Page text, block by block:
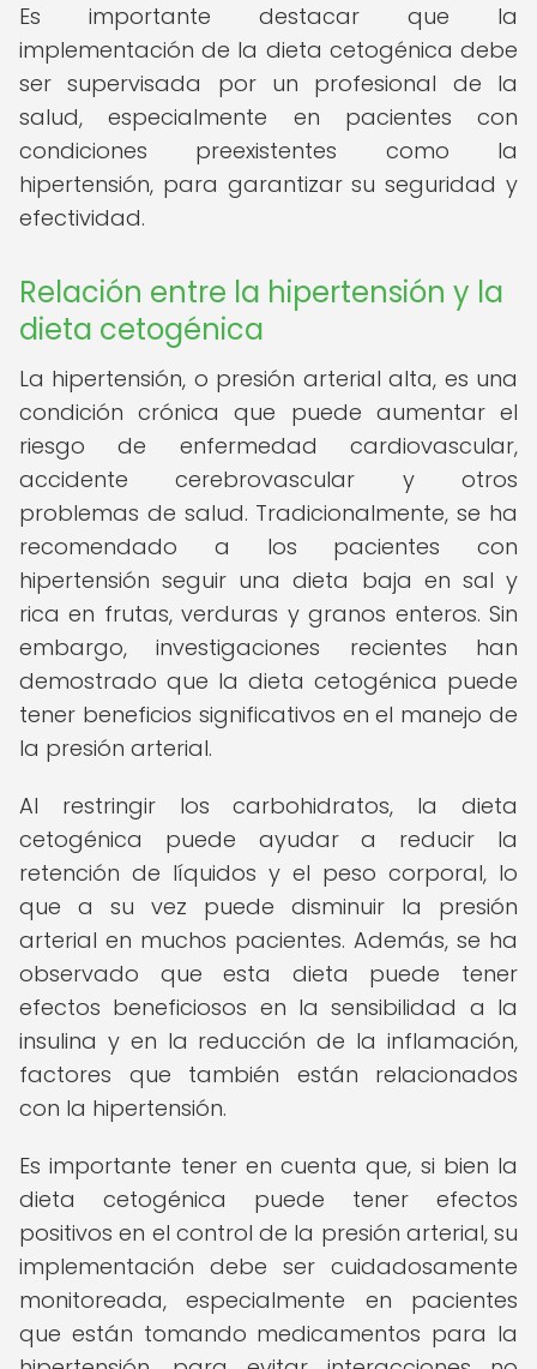
Es importante destacar que la
implementación de la dieta cetogénica debe
ser supervisada por un profesional de la
salud, especialmente en pacientes con
condiciones preexistentes como la
hipertensión, para garantizar su seguridad y
efectividad.
Relación entre la hipertensión y la
dieta cetogénica
La hipertensión, o presión arterial alta, es una
condición crónica que puede aumentar el
riesgo de enfermedad cardiovascular,
accidente cerebrovascular y otros
problemas de salud. Tradicionalmente, se ha
recomendado a los pacientes con
hipertensión seguir una dieta baja en sal y
rica en frutas, verduras y granos enteros. Sin
embargo, investigaciones recientes han
demostrado que la dieta cetogénica puede
tener beneficios significativos en el manejo de
la presión arterial.
Al restringir los carbohidratos, la dieta
cetogénica puede ayudar a reducir la
retención de líquidos y el peso corporal, lo
que a su vez puede disminuir la presión
arterial en muchos pacientes. Además, se ha
observado que esta dieta puede tener
efectos beneficiosos en la sensibilidad a la
insulina y en la reducción de la inflamación,
factores que también están relacionados
con la hipertensión.
Es importante tener en cuenta que, si bien la
dieta cetogénica puede tener efectos
positivos en el control de la presión arterial, su
implementación debe ser cuidadosamente
monitoreada, especialmente en pacientes
que están tomando medicamentos para la